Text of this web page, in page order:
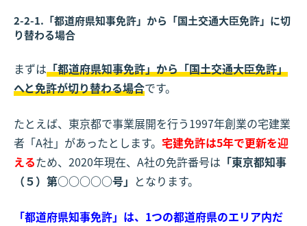
2-2-1.「都道府県知事免許」から「国土交通大臣免許」に切
り替わる場合
まずは「都道府県知事免許」から「国土交通大臣免許」
へと免許が切り替わる場合です。
たとえば、東京都で事業展開を行う1997年創業の宅建業
者「A社」があったとします。 宅建免許は5年で更新を迎
えるため、2020年現在、A社の免許番号は 「東京都知事
（５）第○○○○○号」 となります。
「都道府県知事免許」は、1つの都道府県のエリア内だ